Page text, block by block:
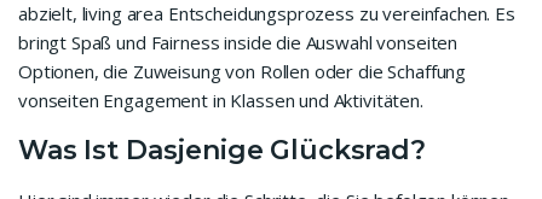
abzielt, living area Entscheidungsprozess zu vereinfachen. Es
bringt Spaß und Fairness inside die Auswahl vonseiten
Optionen, die Zuweisung von Rollen oder die Schaffung
vonseiten Engagement in Klassen und Aktivitäten.
Was Ist Dasjenige Glücksrad?